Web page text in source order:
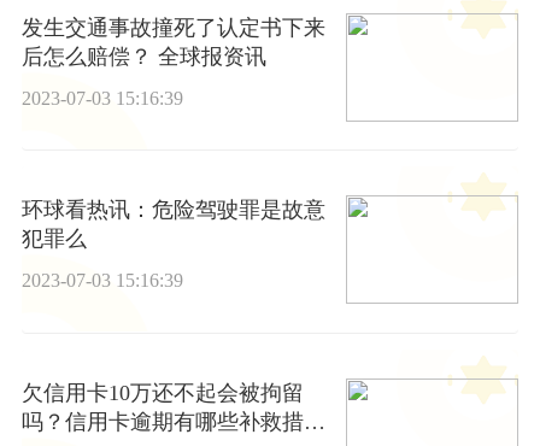
发生交通事故撞死了认定书下来
后怎么赔偿？ 全球报资讯
2023-07-03 15:16:39
环球看热讯：危险驾驶罪是故意
犯罪么
2023-07-03 15:16:39
欠信用卡10万还不起会被拘留
吗？信用卡逾期有哪些补救措